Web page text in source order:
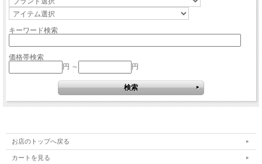
キーワード検索
価格帯検索
円 ～
円
お店のトップへ戻る
カートを見る